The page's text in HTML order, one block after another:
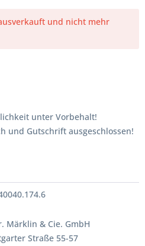
und nicht mehr
unter Vorbehalt!
und Gutschrift ausgeschlossen!
Märklin & Cie. GmbH
Straße 55-57